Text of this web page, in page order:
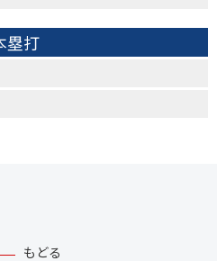
塁打
もどる